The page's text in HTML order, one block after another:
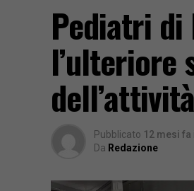
Pediatri
l’ulteriore
dell’attività
Pubblicato 12 mesi fa
Da Redazione